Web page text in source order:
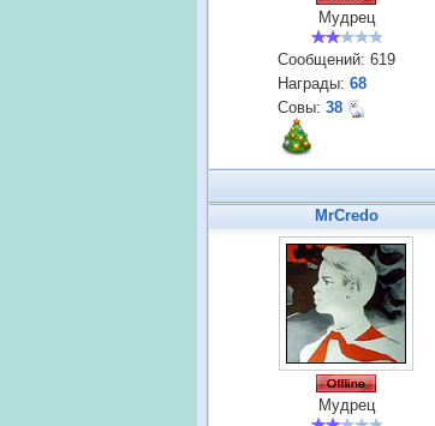
Мудрец
Сообщений: 619
Награды: 68
Совы: 38
MrCredo
Мудрец